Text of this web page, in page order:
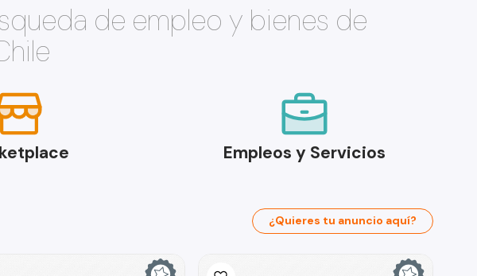
de empleo y bienes de
Empleos y Servicios
¿Quieres tu anuncio aquí?